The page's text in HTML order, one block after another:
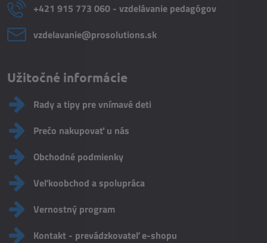
+421 915 773 060 - vzdelávanie pedagógov
vzdelavanie​@prosolutions​.sk
Užitočné informácie
Rady a tipy pre vnímavé deti
Prečo nakupovať u nás
Obchodné podmienky
Veľkoobchod a spolupráca
Vernostný program
Kontakt - prevádzkovateľ e-shopu